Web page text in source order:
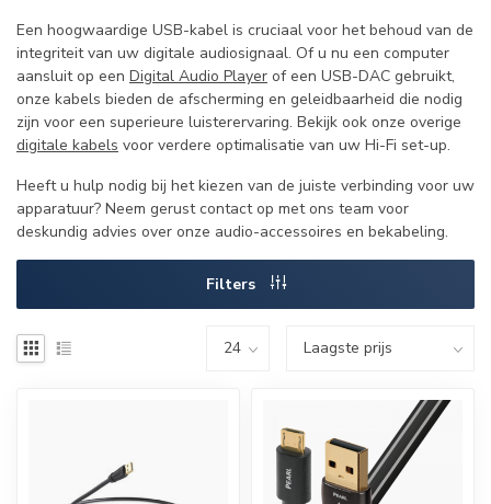
Een hoogwaardige USB-kabel is cruciaal voor het behoud van de
integriteit van uw digitale audiosignaal. Of u nu een computer
aansluit op een Digital Audio Player of een USB-DAC gebruikt,
onze kabels bieden de afscherming en geleidbaarheid die nodig
zijn voor een superieure luisterervaring. Bekijk ook onze overige
digitale kabels voor verdere optimalisatie van uw Hi-Fi set-up.
Heeft u hulp nodig bij het kiezen van de juiste verbinding voor uw
apparatuur? Neem gerust contact op met ons team voor
deskundig advies over onze audio-accessoires en bekabeling.
Filters